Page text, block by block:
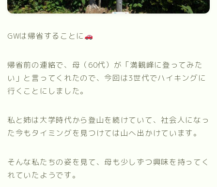
GWは帰省することに
帰省前の連絡で、母（60代）が「満観峰に登ってみた
い」と言ってくれたので、今回は3世代でハイキングに
行くことにしました。
私と姉は大学時代から登山を続けていて、社会人になっ
た今もタイミングを見つけては山へ出かけています。
そんな私たちの姿を見て、母も少しずつ興味を持ってく
れていたようです。